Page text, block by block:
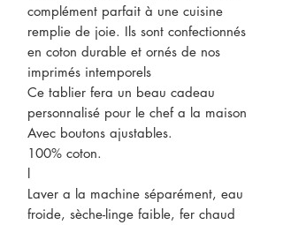
complément parfait à une cuisine
remplie de joie. Ils sont confectionnés
en coton durable et ornés de nos
imprimés intemporels
Ce tablier fera un beau cadeau
personnalisé pour le chef a la maison
Avec boutons ajustables.
100% coton.
l
Laver a la machine séparément, eau
froide, sèche-linge faible, fer chaud